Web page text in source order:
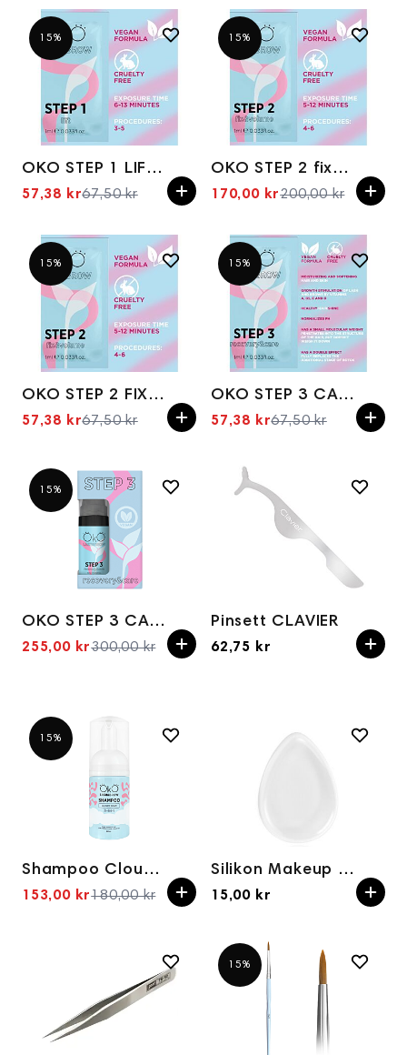
15%
OKO STEP 1 LIFT, 1 ml
Spesialpris
57,38 kr67,50 kr
15%
OKO STEP 2 fix&volume
Spesialpris
170,00 kr200,00 kr
15%
OKO STEP 2 FIX&VOLUME, 1 ml
Spesialpris
57,38 kr67,50 kr
15%
OKO STEP 3 CARE&RECOVERY, 1 ml
Spesialpris
57,38 kr67,50 kr
15%
OKO STEP 3 CARE&RECOVERY, 10 ml
Spesialpris
255,00 kr300,00 kr
Pinsett CLAVIER
62,75 kr
15%
Shampoo Cloudy Foam 3 in 1 OKO, 80 ml
Spesialpris
153,00 kr180,00 kr
Silikon Makeup Svamp
15,00 kr
15%